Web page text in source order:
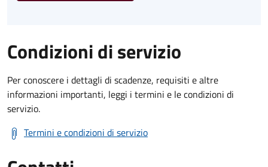
Condizioni di servizio
Per conoscere i dettagli di scadenze, requisiti e altre
informazioni importanti, leggi i termini e le condizioni di
servizio.
Termini e condizioni di servizio